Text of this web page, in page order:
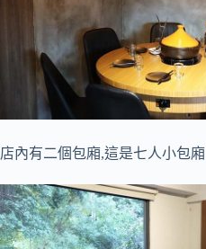
店內有二個包廂,這是七人小包廂